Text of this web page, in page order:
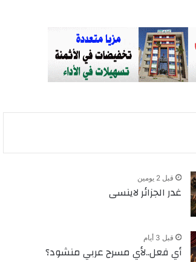
قبل 2 يومين
غدر الجزائر لاينسى
قبل 3 أيام
أي فعل..لأي مسرح عربي منشود؟